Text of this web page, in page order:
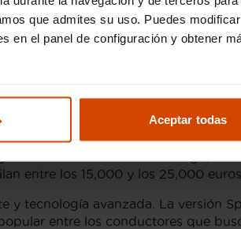
que admites su uso. Puedes
en el panel de configuración y obtener
Aceptar todas
meticulosamente revisados,
adquisición delAudi A3 Sportback
de uno de los compactos más
mano en
amplia variedad de opciones en
del vehículo. Sin embargo, de
entre los 15,000 y los 25,000 euros.
tecnología avanzada. La versión
entre los conductores que